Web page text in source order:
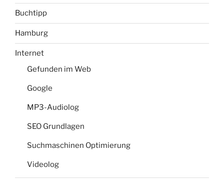
Buchtipp
Hamburg
Internet
Gefunden im Web
Google
MP3-Audiolog
SEO Grundlagen
Suchmaschinen Optimierung
Videolog